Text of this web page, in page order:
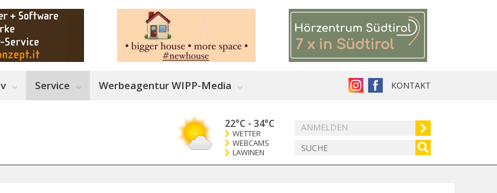
KONTAKT
Service Werbeagentur WIPP-Media
ANMELDEN
22°C - 34°C
WETTER
WEBCAMS
LAWINEN